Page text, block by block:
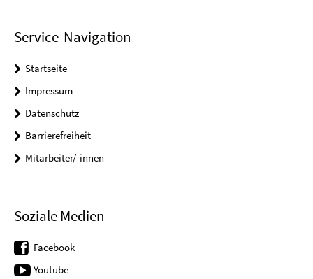
Service-Navigation
Startseite
Impressum
Datenschutz
Barrierefreiheit
Mitarbeiter/-innen
Soziale Medien
Facebook
Youtube